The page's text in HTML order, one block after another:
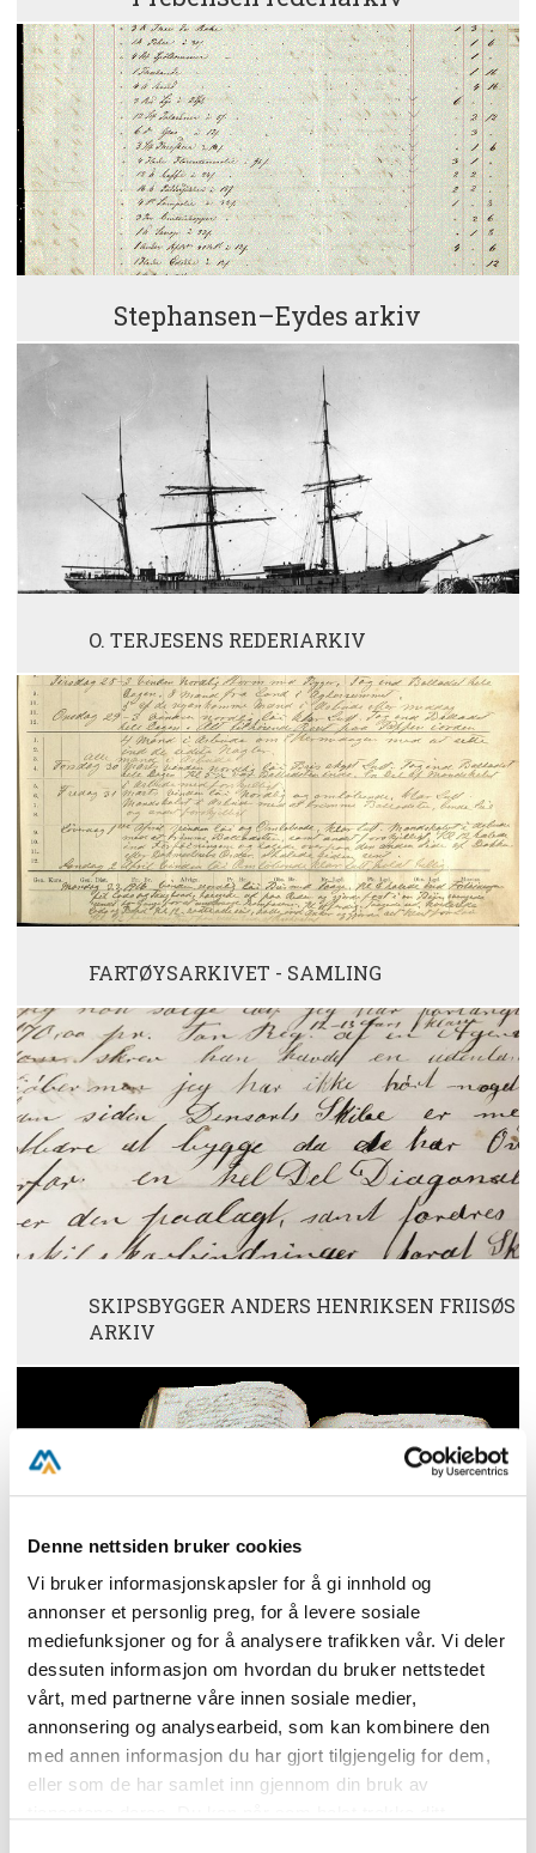
Denne nettsiden bruker cookies
Vi bruker informasjonskapsler for å gi innhold og
annonser et personlig preg, for å levere sosiale
mediefunksjoner og for å analysere trafikken vår. Vi deler
dessuten informasjon om hvordan du bruker nettstedet
vårt, med partnerne våre innen sosiale medier,
annonsering og analysearbeid, som kan kombinere den
med annen informasjon du har gjort tilgjengelig for dem,
eller som de har samlet inn gjennom din bruk av
Stephansen–Eydes arkiv
O. TERJESENS REDERIARKIV
FARTØYSARKIVET - SAMLING
SKIPSBYGGER ANDERS HENRIKSEN FRIISØS
ARKIV
SEILMAKER KNUD PEDERSENS
REGNSKAPSBOK